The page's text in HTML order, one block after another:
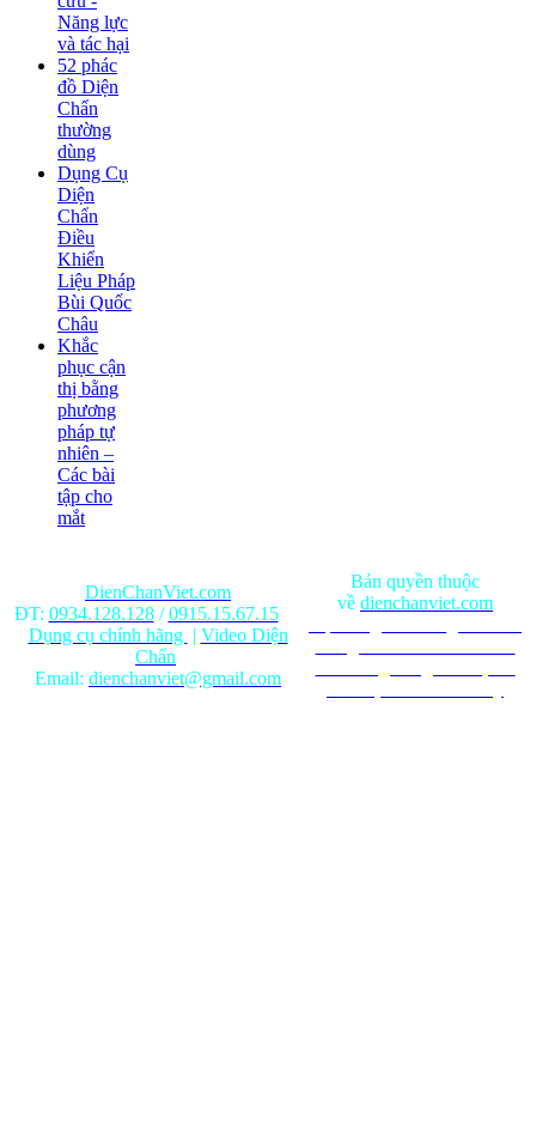
Năng lực
và tác hại
52 phác
đồ Diện
Chẩn
thường
dùng
Dụng Cụ
Diện
Chẩn
Điều
Khiển
Liệu Pháp
Bùi Quốc
Châu
Khắc
phục cận
thị bằng
phương
pháp tự
nhiên –
Các bài
tập cho
mắt
DienChanViet.com
ĐT: 0934.128.128/0915.15.67.15
Dụng cụ chính hãng | Video Diện
Chẩn
Email: dienchanviet@gmail.com
Bản quyền thuộc
về dienchanviet.com